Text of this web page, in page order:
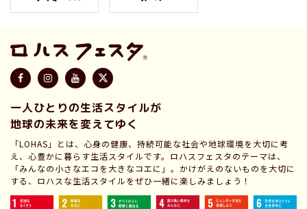
一人ひとりの生活スタイルが
地球の未来を変えてゆく
「LOHAS」とは、心身の健康、持続可能な社会や地球環境を大切に考
え、心豊かに暮らす生活スタイルです。ロハスフェスタのテーマは、
「みんなの小さなエコを大きなコエに」。かけがえのないものを大切に
する、ロハスな生活スタイルをぜひ一緒に楽しみましょう！